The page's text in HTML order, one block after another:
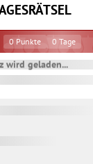
0 Punkte 0 Tage
wird geladen...